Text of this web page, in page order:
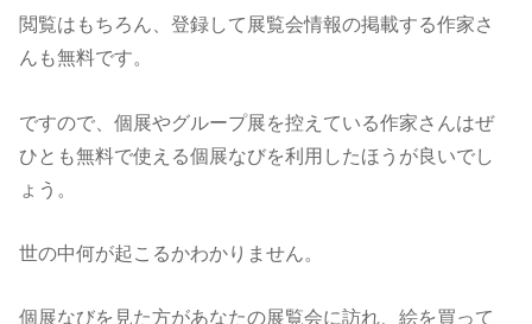
閲覧はもちろん、登録して展覧会情報の掲載する作家さ
んも無料です。
ですので、個展やグループ展を控えている作家さんはぜ
ひとも無料で使える個展なびを利用したほうが良いでし
ょう。
世の中何が起こるかわかりません。
個展なびを見た方があなたの展覧会に訪れ、絵を買って